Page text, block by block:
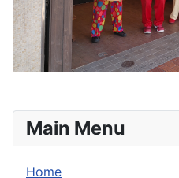
Main Menu
Home